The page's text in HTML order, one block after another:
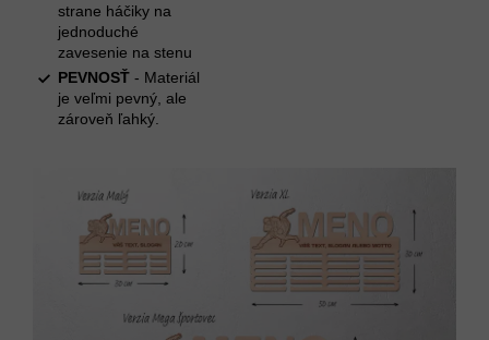
strane háčiky na
jednoduché
zavesenie na stenu
PEVNOSŤ - Materiál
je veľmi pevný, ale
zároveň ľahký.